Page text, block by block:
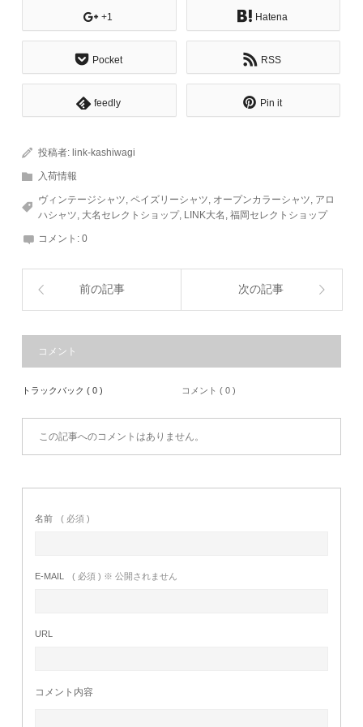
+1 Hatena
Pocket RSS
feedly Pin it
投稿者: link-kashiwagi
入荷情報
ヴィンテージシャツ,ペイズリーシャツ, オープンカラーシャツ, アロ
ハシャツ, 大名セレクトショップ, LINK大名 ,福岡セレクトショップ
コメント:0
前の記事 次の記事
コメント
トラックバック ( 0 ) コメント ( 0 )
この記事へのコメントはありません。
名前 ( 必須 )
E-MAIL ( 必須 ) ※ 公開されません
URL
コメント内容